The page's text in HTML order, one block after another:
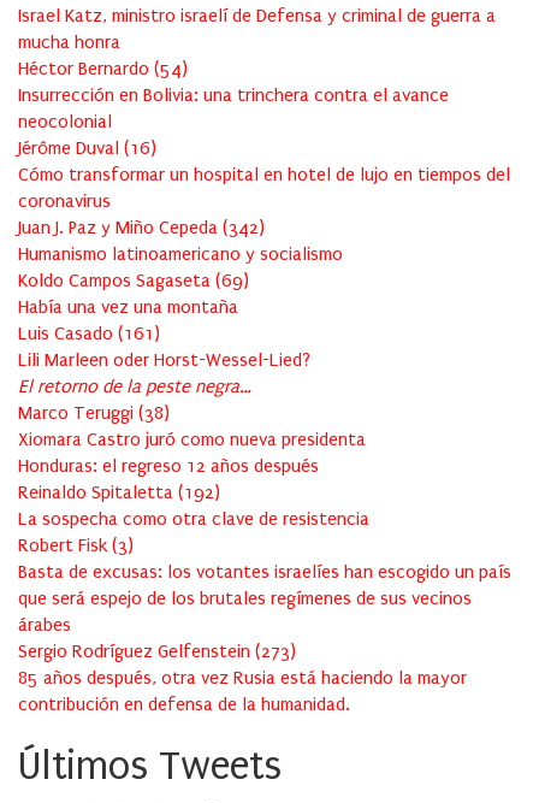
Israel Katz, ministro israelí de Defensa y criminal de guerra a
mucha honra
Héctor Bernardo (54)
Insurrección en Bolivia: una trinchera contra el avance
neocolonial
Jérôme Duval (16)
Cómo transformar un hospital en hotel de lujo en tiempos del
coronavirus
Juan J. Paz y Miño Cepeda (342)
Humanismo latinoamericano y socialismo
Koldo Campos Sagaseta (69)
Había una vez una montaña
Luis Casado (161 )
Lili Marleen oder Horst-Wessel-Lied?
El retorno de la peste negra…
Marco Teruggi (38)
Xiomara Castro juró como nueva presidenta
Honduras: el regreso 12 años después
Reinaldo Spitaletta (192)
La sospecha como otra clave de resistencia
Robert Fisk (3)
Basta de excusas: los votantes israelíes han escogido un país
que será espejo de los brutales regímenes de sus vecinos
árabes
Sergio Rodríguez Gelfenstein (273)
85 años después, otra vez Rusia está haciendo la mayor
contribución en defensa de la humanidad.
Últimos Tweets